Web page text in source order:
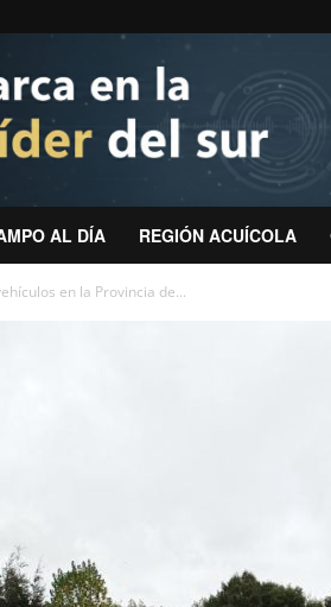
AL DÍA REGIÓN ACUÍCOLA
en la Provincia de...